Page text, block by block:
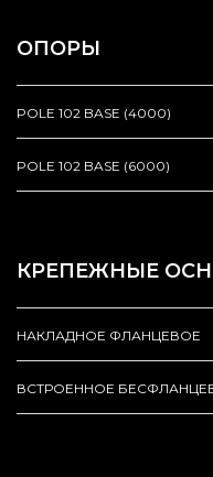
ОПОРЫ
POLE 102 BASE (4000)
POLE 102 BASE (6000)
КРЕПЕЖНЫЕ
НАКЛАДНОЕ ФЛАНЦЕВОЕ
ВСТРОЕННОЕ